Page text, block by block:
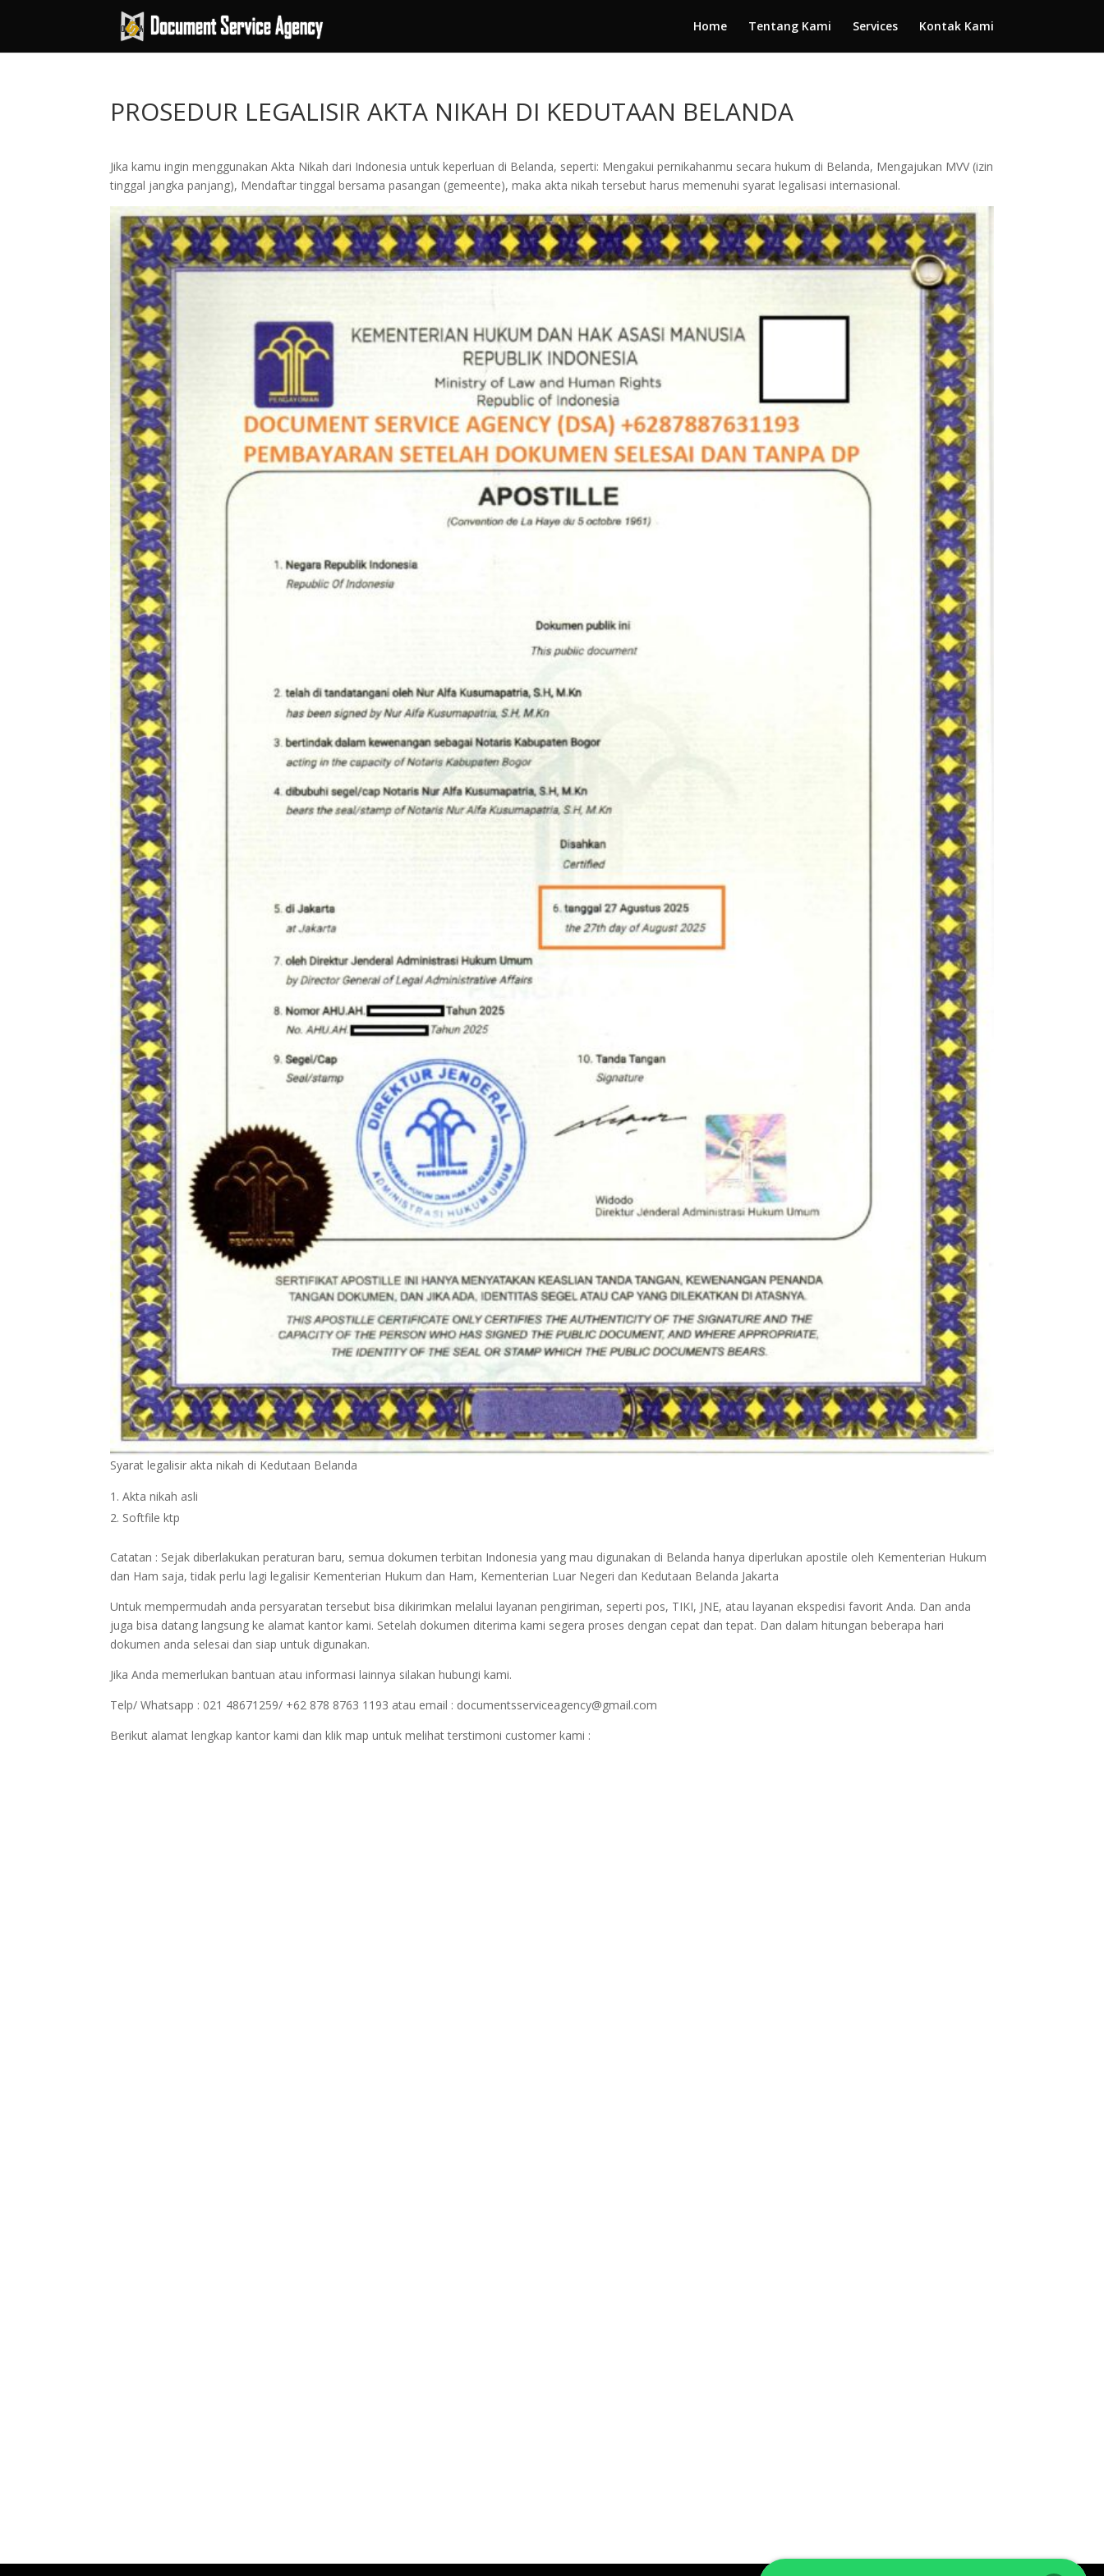
Home Tentang Kami Services Kontak Kami
PROSEDUR LEGALISIR AKTA NIKAH DI KEDUTAAN BELANDA
Jika kamu ingin menggunakan Akta Nikah dari Indonesia untuk keperluan di Belanda, seperti: Mengakui pernikahanmu secara hukum di Belanda, Mengajukan MVV (izin
tinggal jangka panjang), Mendaftar tinggal bersama pasangan (gemeente), maka akta nikah tersebut harus memenuhi syarat legalisasi internasional.
Syarat legalisir akta nikah di Kedutaan Belanda
Akta nikah asli
Softfile ktp
Catatan : Sejak diberlakukan peraturan baru, semua dokumen terbitan Indonesia yang mau digunakan di Belanda hanya diperlukan apostile oleh Kementerian Hukum
dan Ham saja, tidak perlu lagi legalisir Kementerian Hukum dan Ham, Kementerian Luar Negeri dan Kedutaan Belanda Jakarta
Untuk mempermudah anda persyaratan tersebut bisa dikirimkan melalui layanan pengiriman, seperti pos, TIKI, JNE, atau layanan ekspedisi favorit Anda. Dan anda
juga bisa datang langsung ke alamat kantor kami. Setelah dokumen diterima kami segera proses dengan cepat dan tepat. Dan dalam hitungan beberapa hari
dokumen anda selesai dan siap untuk digunakan.
Jika Anda memerlukan bantuan atau informasi lainnya silakan hubungi kami.
Telp/ Whatsapp : 021 48671259/ +62 878 8763 1193 atau email : documentsserviceagency@gmail.com
Berikut alamat lengkap kantor kami dan klik map untuk melihat terstimoni customer kami :